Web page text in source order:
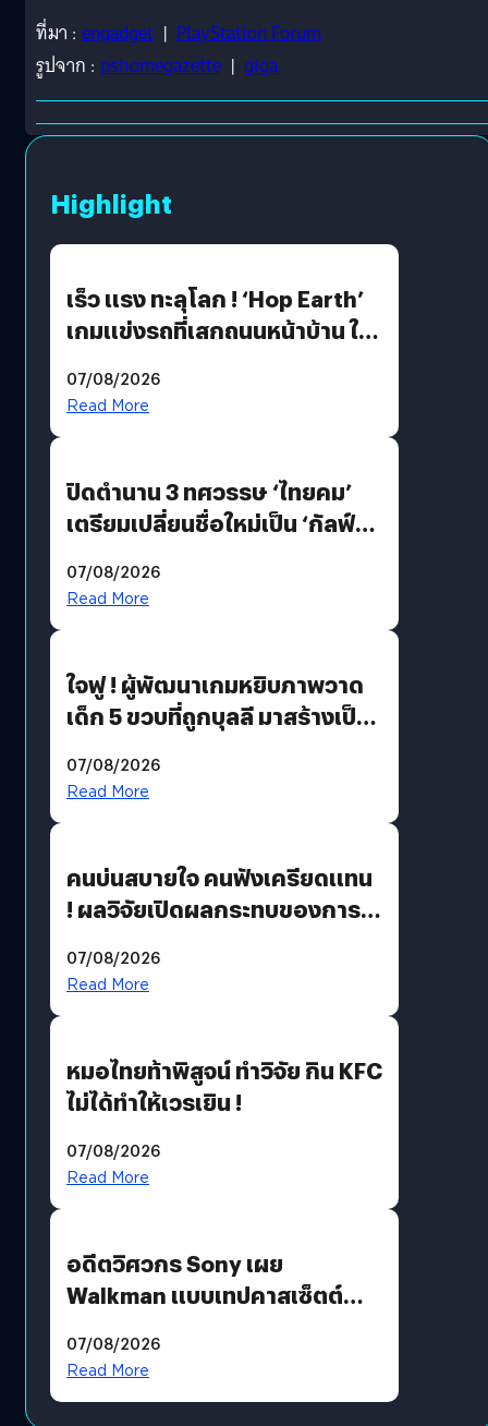
ที่มา : engadget | PlayStation Forum
รูปจาก : pshomegazette | giga
Highlight
เร็ว แรง ทะลุโลก ! ‘Hop Earth’
เกมแข่งรถที่เสกถนนหน้าบ้าน ให้
07/08/2026
Read More
ปิดตำนาน 3 ทศวรรษ ‘ไทยคม’
เตรียมเปลี่ยนชื่อใหม่เป็น ‘กัลฟ์
อวกาศเต็มสูบ
07/08/2026
Read More
ใจฟู ! ผู้พัฒนาเกมหยิบภาพวาด
เด็ก 5 ขวบที่ถูกบุลลี มาสร้างเป็น
07/08/2026
Read More
คนบ่นสบายใจ คนฟังเครียดแทน
! ผลวิจัยเปิดผลกระทบของการ
07/08/2026
Read More
หมอไทยท้าพิสูจน์ ทำวิจัย กิน KFC
ไม่ได้ทำให้เวรเยิน !
07/08/2026
Read More
อดีตวิศวกร Sony เผย
Walkman แบบเทปคาสเซ็ตต์
07/08/2026
Read More